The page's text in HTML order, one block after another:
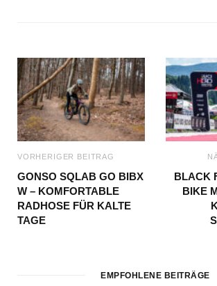
VORHERIGER BEITRAG
GONSO SQLAB GO BIBX
W – KOMFORTABLE
RADHOSE FÜR KALTE
TAGE
BLACK
BIKE
EMPFOHLENE BEITRÄGE